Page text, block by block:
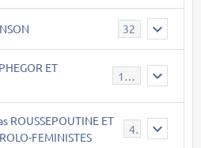
32
ET
147
ROUSSEPOUTINE ET
FEMINISTES
40